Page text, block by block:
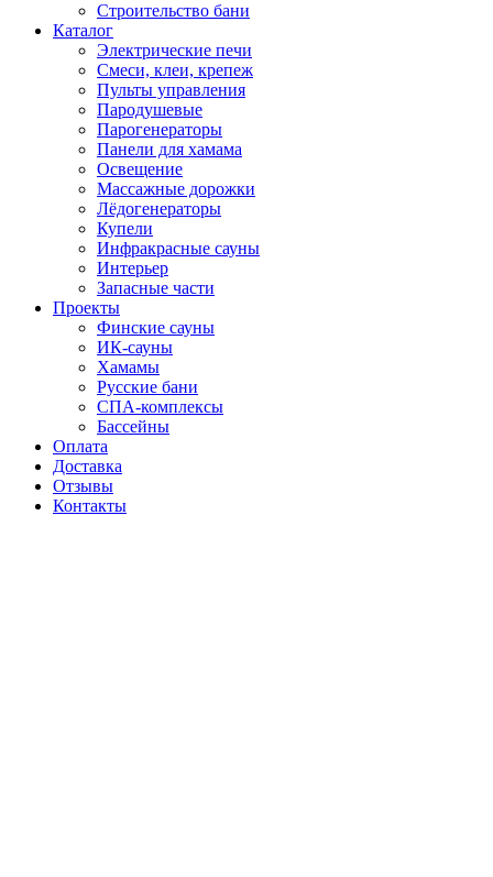
Строительство бани
Каталог
Электрические печи
Смеси, клеи, крепеж
Пульты управления
Пародушевые
Парогенераторы
Панели для хамама
Освещение
Массажные дорожки
Лёдогенераторы
Купели
Инфракрасные сауны
Интерьер
Запасные части
Проекты
Финские сауны
ИК-сауны
Хамамы
Русские бани
СПА-комплексы
Бассейны
Оплата
Доставка
Отзывы
Контакты